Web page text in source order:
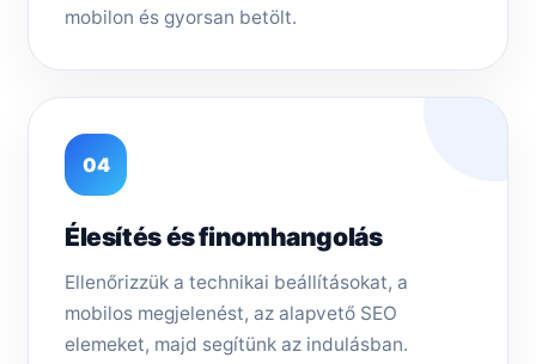
mobilon és gyorsan betölt.
04
Élesítés és finomhangolás
Ellenőrizzük a technikai beállításokat, a
mobilos megjelenést, az alapvető SEO
elemeket, majd segítünk az indulásban.